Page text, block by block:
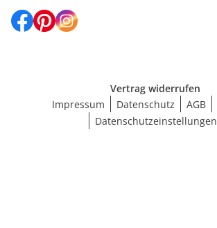
Vertrag widerrufen
Impressum
Datenschutz AGB
Datenschutzeinstellungen